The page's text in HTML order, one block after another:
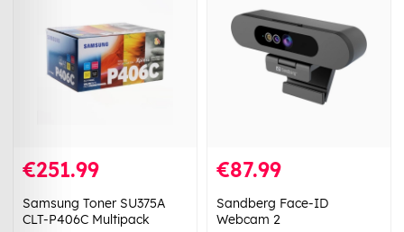
€251.99
Samsung Toner SU375A
CLT-P406C Multipack
€87.99
Sandberg Face-ID
Webcam 2